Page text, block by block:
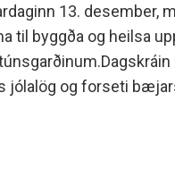
13. desember,
til byggða og heilsa
jólalög og forseti